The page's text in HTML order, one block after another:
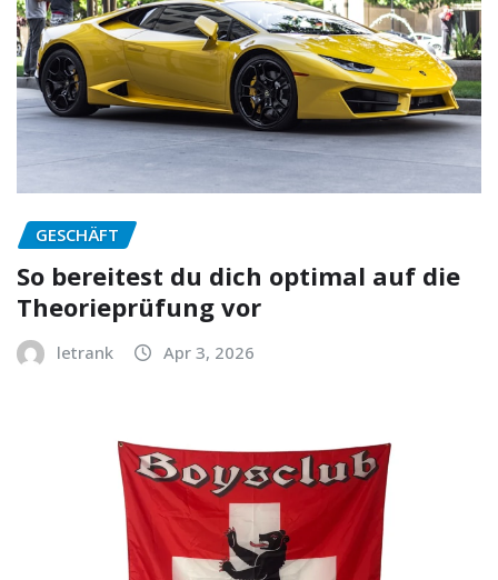
GESCHÄFT
So bereitest du dich optimal auf die
Theorieprüfung vor
letrank Apr 3, 2026